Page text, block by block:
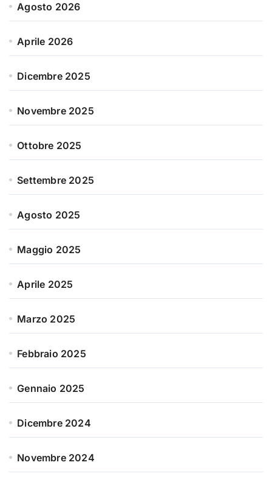
Agosto 2026
Aprile 2026
Dicembre 2025
Novembre 2025
Ottobre 2025
Settembre 2025
Agosto 2025
Maggio 2025
Aprile 2025
Marzo 2025
Febbraio 2025
Gennaio 2025
Dicembre 2024
Novembre 2024